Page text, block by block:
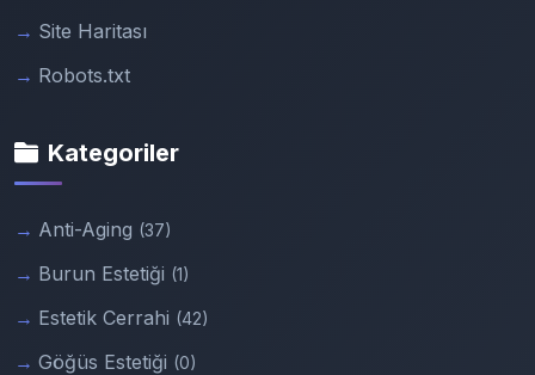
Site Haritası
Robots.txt
Kategoriler
Anti-Aging (37)
Burun Estetiği (1)
Estetik Cerrahi (42)
Göğüs Estetiği (0)